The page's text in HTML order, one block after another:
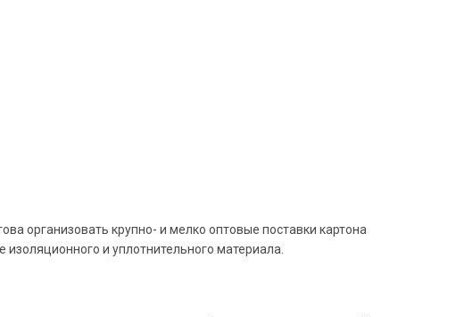
организовать крупно- и мелко оптовые поставки картона
и уплотнительного материала.